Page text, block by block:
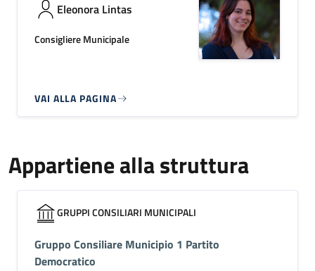
Eleonora Lintas
Consigliere Municipale
VAI ALLA PAGINA
Appartiene alla struttura
GRUPPI CONSILIARI MUNICIPALI
Gruppo Consiliare Municipio 1 Partito
Democratico